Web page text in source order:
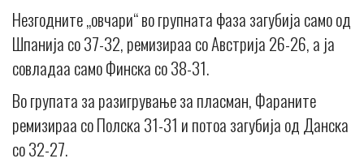
Незгодните „овчари“ во групната фаза загубија само од
Шпанија со 37-32, ремизираа со Австрија 26-26, а ја
совладаа само Финска со 38-31.
Во групата за разигрување за пласман, Фараните
ремизираа со Полска 31-31 и потоа загубија од Данска
со 32-27.